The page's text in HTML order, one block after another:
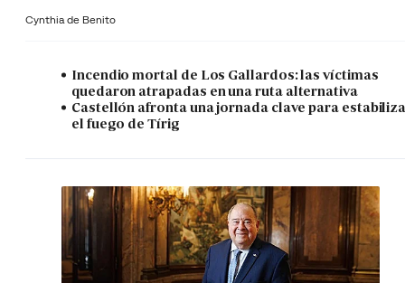
Cynthia de Benito
Incendio mortal de Los Gallardos: las víctimas
quedaron atrapadas en una ruta alternativa
Castellón afronta una jornada clave para
el fuego de Tírig